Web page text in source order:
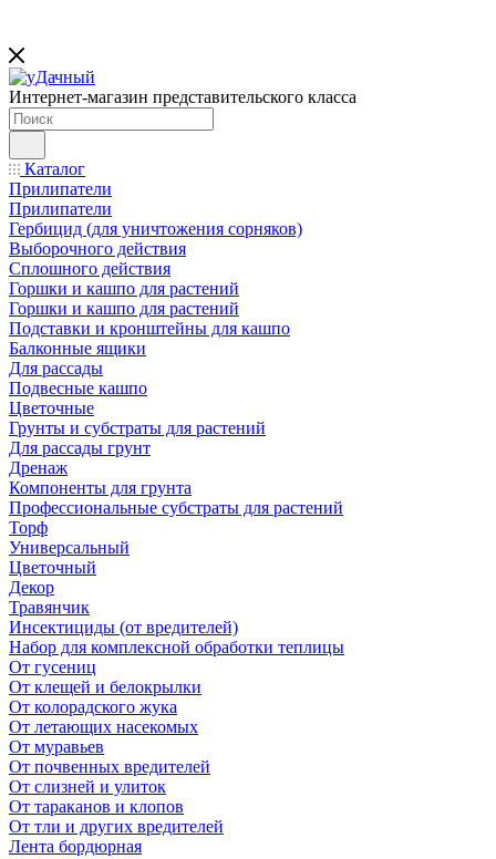
Интернет-магазин представительского класса
Каталог
Прилипатели
Прилипатели
Гербицид (для уничтожения сорняков)
Выборочного действия
Сплошного действия
Горшки и кашпо для растений
Горшки и кашпо для растений
Подставки и кронштейны для кашпо
Балконные ящики
Для рассады
Подвесные кашпо
Цветочные
Грунты и субстраты для растений
Для рассады грунт
Дренаж
Компоненты для грунта
Профессиональные субстраты для растений
Торф
Универсальный
Цветочный
Декор
Травянчик
Инсектициды (от вредителей)
Набор для комплексной обработки теплицы
От гусениц
От клещей и белокрылки
От колорадского жука
От летающих насекомых
От муравьев
От почвенных вредителей
От слизней и улиток
От тараканов и клопов
От тли и других вредителей
Лента бордюрная